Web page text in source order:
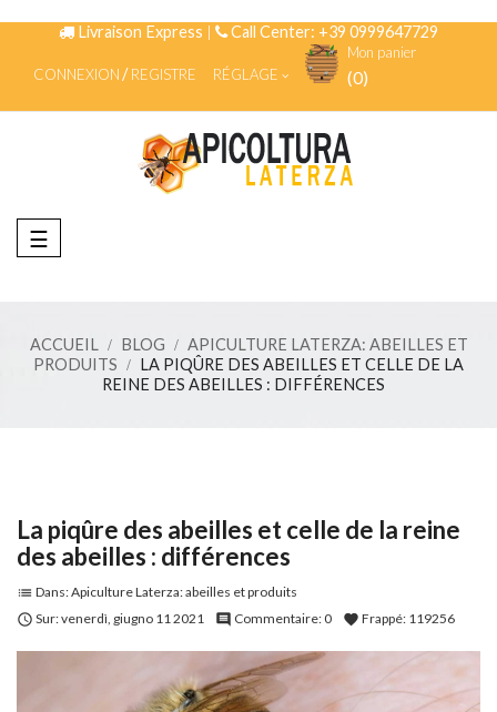
Livraison Express | Call Center: +39 0999647729
CONNEXION REGISTRE RÉGLAGE
Mon panier
(0)
Basculer
la
☰
ACCUEIL BLOG
APICULTURE LATERZA: ABEILLES ET
PRODUITS
LA PIQÛRE DES ABEILLES ET CELLE DE LA
REINE DES ABEILLES : DIFFÉRENCES
La piqûre des abeilles et celle de la reine
des abeilles : différences
list Dans:Apiculture Laterza: abeilles et produits
 Sur:venerdì, giugno 112021 comment Commentaire: 0 favorite Frappé: 119256